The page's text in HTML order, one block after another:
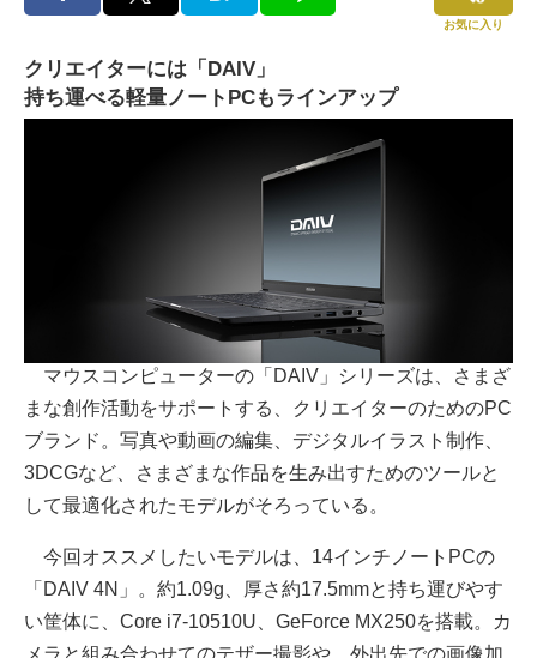
お気に入り
クリエイターには「DAIV」
持ち運べる軽量ノートPCもラインアップ
マウスコンピューターの「DAIV」シリーズは、さまざ
まな創作活動をサポートする、クリエイターのためのPC
ブランド。写真や動画の編集、デジタルイラスト制作、
3DCGなど、さまざまな作品を生み出すためのツールと
して最適化されたモデルがそろっている。
今回オススメしたいモデルは、14インチノートPCの
「DAIV 4N」。約1.09g、厚さ約17.5mmと持ち運びやす
い筐体に、Core i7-10510U、GeForce MX250を搭載。カ
メラと組み合わせてのテザー撮影や、外出先での画像加